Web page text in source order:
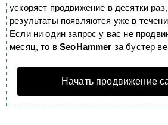
ускоряет продвижение в десятки
результаты появляются уже в
Если ни один запрос у вас не
месяц, то вSeoHammer за бустер
Начать продвижение